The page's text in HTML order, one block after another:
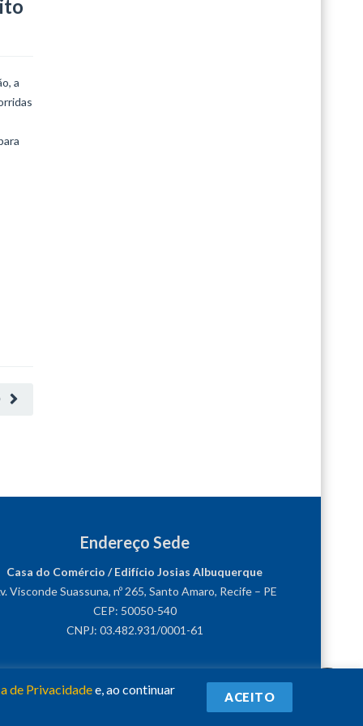
a
Endereço Sede
Casa do Comércio / Edifício Josias Albuquerque
Visconde Suassuna, nº 265, Santo Amaro, Recife – PE
CEP: 50050-540
CNPJ: 03.482.931/0001-61
de Privacidadee, ao continuar
ACEITO